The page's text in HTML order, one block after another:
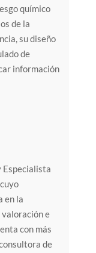
químico
de la
su diseño
de
información
Especialista
en la
e
con más
de